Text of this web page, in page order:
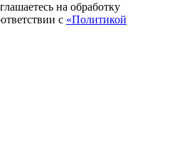
на обработку
с «Политикой